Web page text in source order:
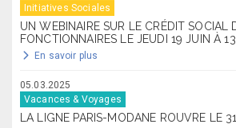
Initiatives Sociales
UN WEBINAIRE SUR LE CRÉDIT SOCIAL
FONCTIONNAIRES LE JEUDI 19 JUIN À
En savoir plus
05.03.2025
Vacances & Voyages
LA LIGNE PARIS-MODANE ROUVRE LE